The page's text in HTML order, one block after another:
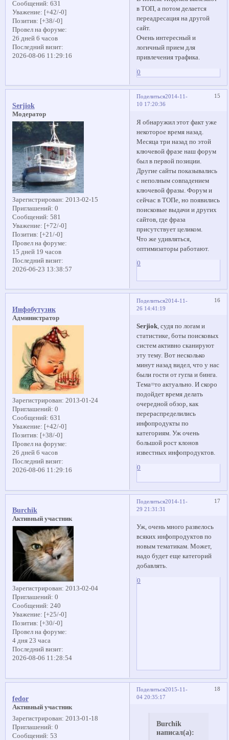
Сообщений: 631
Уважение: [+42/-0]
Позитив: [+38/-0]
Провел на форуме:
26 дней 6 часов
Последний визит:
2026-08-06 11:29:16
в ТОП, а потом делается
переадресация на другой
сайт.
Очень интересный и
логичный прием для
привлечения трафика.
0
Поделиться 15
2014-11-
10 17:20:36
Serjiok
Модератор
Зарегистрирован: 2013-02-15
Приглашений: 0
Сообщений: 581
Уважение: [+72/-0]
Позитив: [+21/-0]
Провел на форуме:
15 дней 19 часов
Последний визит:
2026-06-23 13:38:57
Я обнаружил этот факт уже
некоторое время назад.
Месяца три назад по этой
ключевой фразе наш форум
был в первой позиции.
Другие сайты показывались
с неполным совпадением
ключевой фразы. Форум и
сейчас в ТОПе, но появились
поисковые выдачи и других
сайтов, где фраза
присутствует целиком.
Что же удивляться,
оптимизаторы работают.
0
Поделиться 16
2014-11-
26 14:41:19
Инфобутузик
Администратор
Зарегистрирован: 2013-01-24
Приглашений: 0
Сообщений: 631
Уважение: [+42/-0]
Позитив: [+38/-0]
Провел на форуме:
26 дней 6 часов
Последний визит:
2026-08-06 11:29:16
Serjiok , судя по логам и
статистике, боты поисковых
систем активно сканируют
эту тему. Вот несколько
минут назад видел, что у нас
были гости от гугла и бинга.
Тема=то актуально. И скоро
подойдет время делать
очередной обзор, как
перераспределились
инфопродукты по
категориям. Уж очень
большой рост клонов
известных инфопродуктов.
0
Поделиться 17
2014-11-
29 21:31:31
Burchik
Активный участник
Зарегистрирован: 2013-02-04
Приглашений: 0
Сообщений: 240
Уважение: [+25/-0]
Позитив: [+30/-0]
Провел на форуме:
4 дня 23 часа
Последний визит:
2026-08-06 11:28:54
Уж, очень много развелось
всяких инфопродуктов по
новым тематикам. Может,
надо будет еще категорий
добавлять.
0
Поделиться 18
2015-11-
04 20:35:17
fedor
Активный участник
Зарегистрирован: 2013-01-18
Приглашений: 0
Сообщений: 53
Burchik
написал(а):